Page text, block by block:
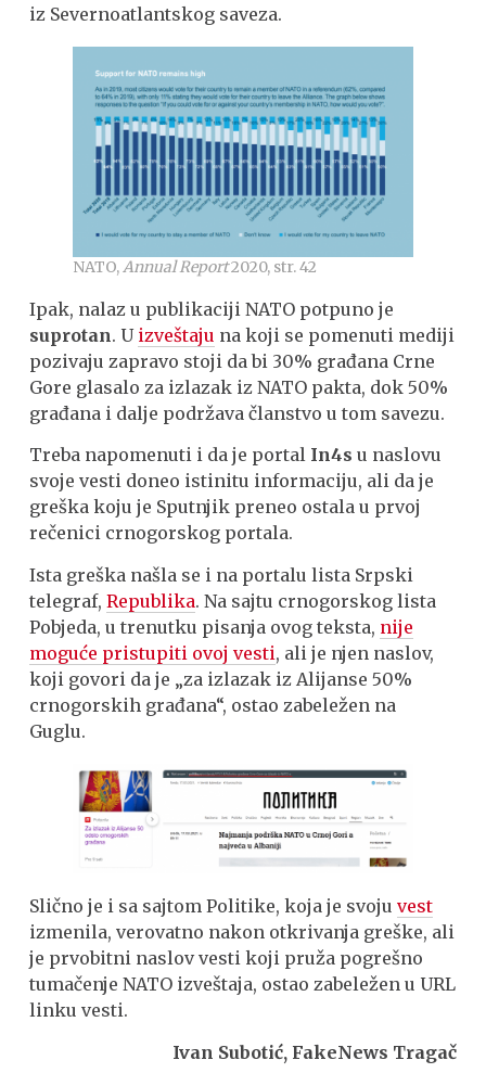
iz Severnoatlantskog saveza.
NATO,Annual Report2020, str. 42
Ipak, nalaz u publikaciji NATO potpuno je
suprotan. U izveštaju na koji se pomenuti mediji
pozivaju zapravo stoji da bi 30% građana Crne
Gore glasalo za izlazak iz NATO pakta, dok 50%
građana i dalje podržava članstvo u tom savezu.
Treba napomenuti i da je portal In4s u naslovu
svoje vesti doneo istinitu informaciju, ali da je
greška koju je Sputnjik preneo ostala u prvoj
rečenici crnogorskog portala.
Ista greška našla se i na portalu lista Srpski
telegraf,Republika. Na sajtu crnogorskog lista
Pobjeda, u trenutku pisanja ovog teksta, nije
moguće pristupiti ovoj vesti, ali je njen naslov,
koji govori da je „za izlazak iz Alijanse 50%
crnogorskih građana“, ostao zabeležen na
Guglu.
Slično je i sa sajtom Politike, koja je svojuvest
izmenila, verovatno nakon otkrivanja greške, ali
je prvobitni naslov vesti koji pruža pogrešno
tumačenje NATO izveštaja, ostao zabeležen u URL
linku vesti.
Ivan Subotić, FakeNews Tragač